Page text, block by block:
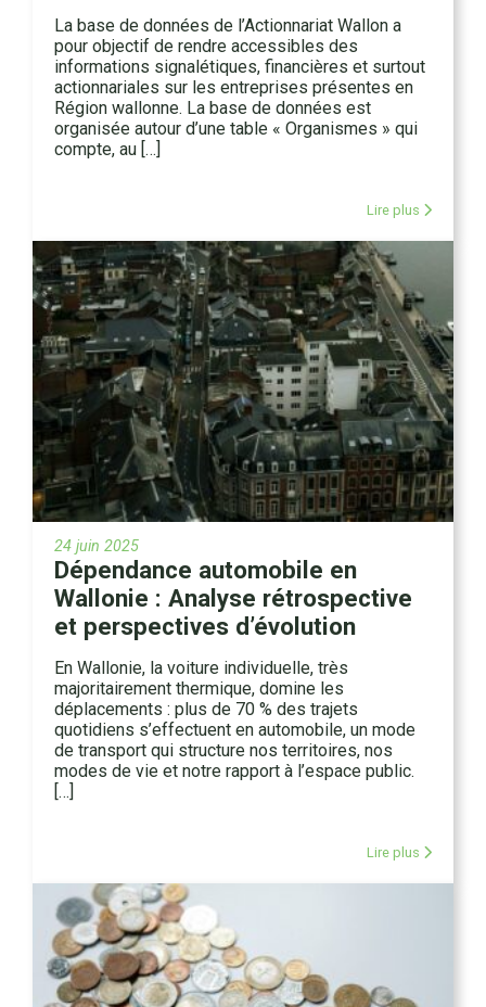
La base de données de l’Actionnariat Wallon a
pour objectif de rendre accessibles des
informations signalétiques, financières et surtout
actionnariales sur les entreprises présentes en
Région wallonne. La base de données est
organisée autour d’une table « Organismes » qui
compte, au […]
Lire plus
24 juin 2025
Dépendance automobile en
Wallonie : Analyse rétrospective
et perspectives d’évolution
En Wallonie, la voiture individuelle, très
majoritairement thermique, domine les
déplacements : plus de 70 % des trajets
quotidiens s’effectuent en automobile, un mode
de transport qui structure nos territoires, nos
modes de vie et notre rapport à l’espace public.
[…]
Lire plus